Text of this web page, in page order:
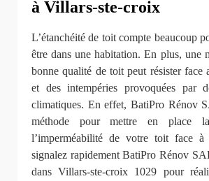
à Villars-ste-croix
L’étanchéité de toit compte beaucoup
être dans une habitation. En plus, une
bonne qualité de toit peut résister face
et des intempéries provoquées par
climatiques. En effet, BatiPro Rénov
méthode pour mettre en place
l’imperméabilité de votre toit face
signalez rapidement BatiPro Rénov
dans Villars-ste-croix 1029 pour